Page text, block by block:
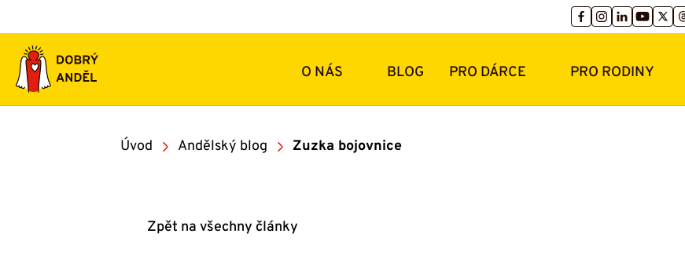
obsah
O NÁS BLOG PRO DÁRCE PRO RODINY
Úvod Andělský blog Zuzka bojovnice
Zpět na všechny články